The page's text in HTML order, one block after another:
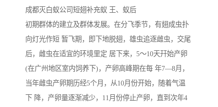
成都灭白蚁公司短翅补充蚁 王、蚁后
初期群体的建立及群体发展。在分飞季节，有翅成虫扑
向灯光作短 暂飞期，即下地脱翅，雄虫追逐雌虫，交尾
后，雌虫在适宜的环境里定 居下来，5～10天幵始产卵
(在广州地区室内饲养下)，产卵高峰期在每 年7—8月，
当年雌虫产卵期历经5个月，从10月份开始，随着气温
下 降，产卵量逐渐减少，11月份停止产卵，直到次年4